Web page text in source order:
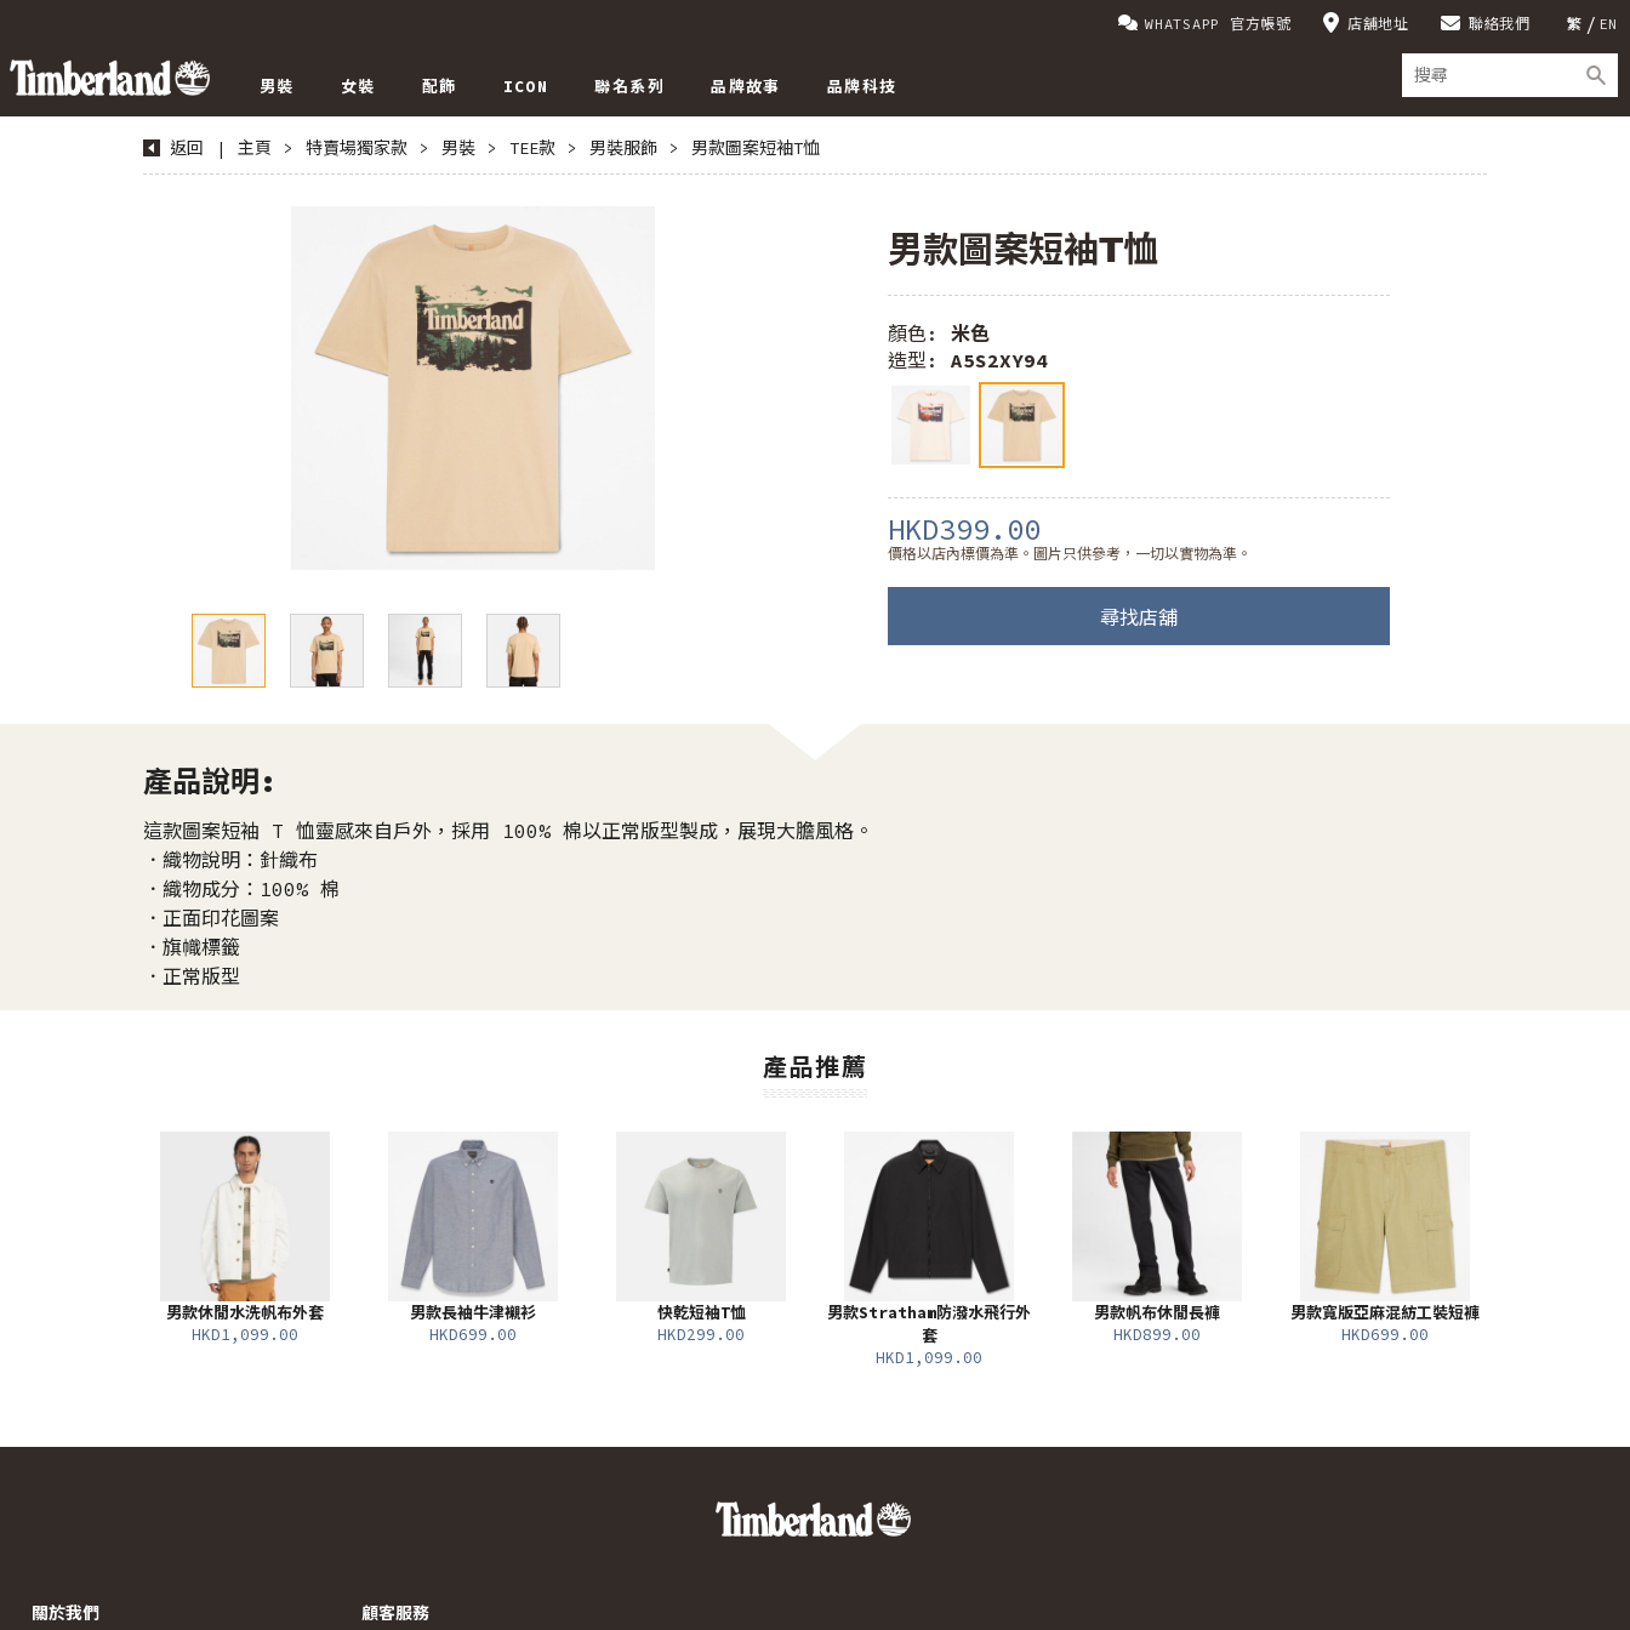
繁 EN
WHATSAPP 官方帳號 店舖地址 聯絡我們
男裝 女裝 配飾 ICON 聯名系列 品牌故事 品牌科技
返回 | 主頁 > 特賣場獨家款 > 男裝 > TEE款 > 男裝服飾 > 男款圖案短袖T恤
男款圖案短袖T恤
顏色: 米色
造型: A5S2XY94
HKD399.00
價格以店內標價為準。圖片只供參考，一切以實物為準。
尋找店舖
產品說明:
這款圖案短袖 T 恤靈感來自戶外，採用 100% 棉以正常版型製成，展現大膽風格。
．織物說明：針織布
．織物成分：100% 棉
．正面印花圖案
．旗幟標籤
．正常版型
產品推薦
男款休閒水洗帆布外套
HKD1,099.00
男款長袖牛津襯衫
HKD699.00
快乾短袖T恤
HKD299.00
男款Stratham防潑水飛行外
套
HKD1,099.00
男款帆布休閒長褲
HKD899.00
男款寬版亞麻混紡工裝短褲
HKD699.00
關於我們 顧客服務